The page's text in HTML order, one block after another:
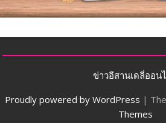
ข่าวอีสานเดลี่ออน
Proudly powered by WordPress |
Themes